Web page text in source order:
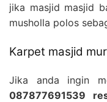
jika masjid masjid
musholla polos
Karpet masjid
Jika anda ingin
087877691539